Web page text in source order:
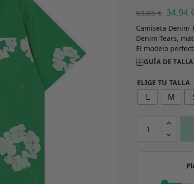
69,88€ 34,94
Camiseta Denim
Denim Tears,
El modelo
GUÍA DE
ELIGE TU TALLA
L M